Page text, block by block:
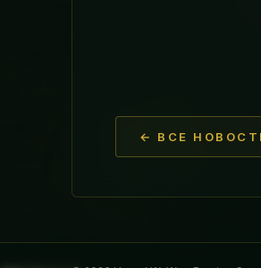
← ВСЕ